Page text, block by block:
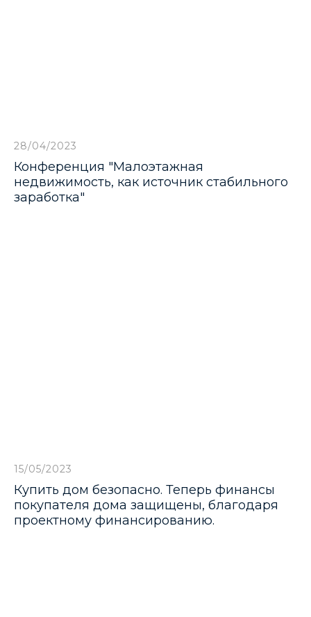
28/04/2023
Конференция "Малоэтажная
недвижимость, как источник стабильного
заработка"
15/05/2023
Купить дом безопасно. Теперь финансы
покупателя дома защищены, благодаря
проектному финансированию.